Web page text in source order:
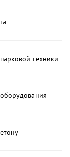
техники